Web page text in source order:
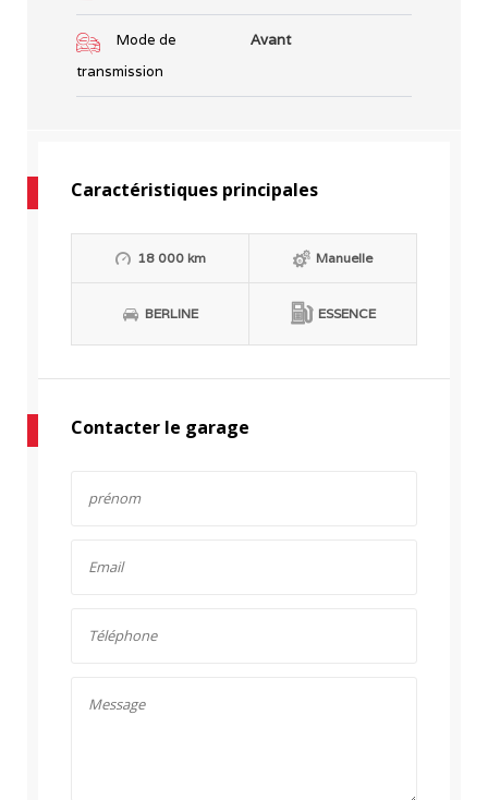
Mode de
transmission
Avant
Caractéristiques principales
18 000 km Manuelle
BERLINE ESSENCE
Contacter le garage